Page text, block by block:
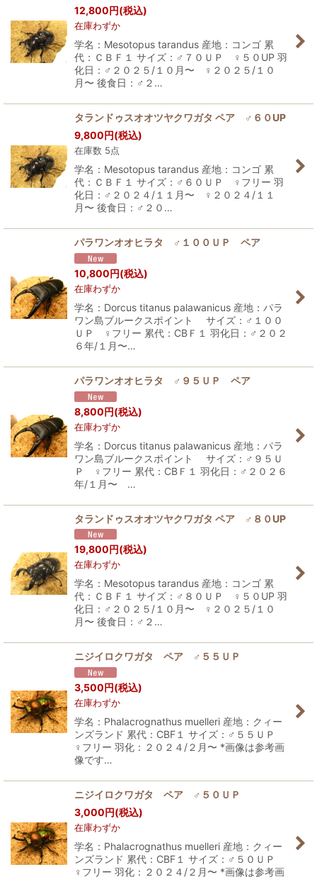
12,800円(税込)
在庫わずか
学名：Mesotopus tarandus 産地：コンゴ 累
代：ＣＢＦ１ サイズ：♂７０ＵＰ ♀５０UP 羽
化日：♂２０２５/１０月〜 ♀２０２５/１０
月〜 後食日：♂２…
タランドゥスオオツヤクワガタ ペア ♂６０UP
9,800円(税込)
在庫数 5点
学名：Mesotopus tarandus 産地：コンゴ 累
代：ＣＢＦ１ サイズ：♂６０ＵＰ ♀フリー 羽
化日：♂２０２４/１１月〜 ♀２０２４/１１
月〜 後食日：♂２０…
パラワンオオヒラタ ♂１００ＵＰ ペア
10,800円(税込)
在庫わずか
学名：Dorcus titanus palawanicus 産地：パラ
ワン島ブルークスポイント サイズ：♂１００
ＵＰ ♀フリー 累代：CBＦ１ 羽化日：♂２０２
６年/１月〜…
パラワンオオヒラタ ♂９５ＵＰ ペア
8,800円(税込)
在庫わずか
学名：Dorcus titanus palawanicus 産地：パラ
ワン島ブルークスポイント サイズ：♂９５Ｕ
Ｐ ♀フリー 累代：CBＦ１ 羽化日：♂２０２６
年/１月〜 …
タランドゥスオオツヤクワガタ ペア ♂８０UP
19,800円(税込)
在庫わずか
学名：Mesotopus tarandus 産地：コンゴ 累
代：ＣＢＦ１ サイズ：♂８０ＵＰ ♀５０UP 羽
化日：♂２０２５/１０月〜 ♀２０２５/１０
月〜 後食日：♂２…
ニジイロクワガタ ペア ♂５５ＵＰ
3,500円(税込)
在庫わずか
学名：Phalacrognathus muelleri 産地：クィー
ンズランド 累代：CBF１ サイズ：♂５５ＵＰ
♀フリー 羽化：２０２４/２月〜 *画像は参考画
像です…
ニジイロクワガタ ペア ♂５０ＵＰ
3,000円(税込)
在庫わずか
学名：Phalacrognathus muelleri 産地：クィー
ンズランド 累代：CBF１ サイズ：♂５０ＵＰ
♀フリー 羽化：２０２４/２月〜 *画像は参考画